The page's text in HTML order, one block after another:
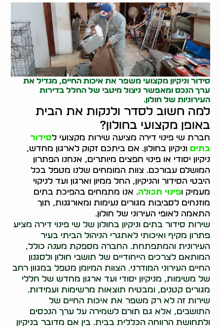
סידור וניקיון מקצועי משפר את איכות החיים, מגדיל את
ערך הנכס ומאפשר ניצול מיטבי של החלל בדירות
העירוניות של חולון.
למה חשוב לסדר ולנקות את הבית
באופן מקצועי בחולון?
חברת שי פינוי דירה מציעה שירות מקצועי לסידור
בתים וניקיון בחולון. אם ביתכם זקוק לארגון מחדש,
ניקיון יסודי או פינוי חפצים מיותרים, אנחנו הפתרון
המושלם עבורכם. צוות המומחים שלנו מטפל בכל
היבטי הסידור והניקיון, החל ממיון וארגון ועד לניקוי
מעמיק ופינוי תכולה. אנו מתמחים בהפיכת בתים
מוזנחים לסביבות מגורים נעימות ומאורגנות, תוך
התאמה לאופי העירוני של חולון.
שירות סידור בתים וניקיון בחולון של שי פינוי דירה מציע
פתרון מקיף ואיכותי לאתגרי הניהול הביתי בעיר
העירונית והמתפתחת. החברה מספקת מענה כולל,
המותאם לצרכים הייחודיים של תושבי חולון ולסגנון
החיים העירוני המודרני. הצוות המיומן מטפל במגוון רחב
של משימות, מניקיון יסודי ועד ארגון מחדש של חללי
מגורים קטנים, ומבטיח תוצאות מרשימות ועמידות.
שירות זה לא רק משפר את איכות החיים של
התושבים, אלא גם תורם לשמירה על ערך הנכסים
ולתחושת הרווחה הכללית בבית. בין אם מדובר בניקיון